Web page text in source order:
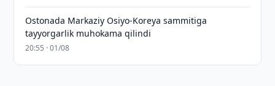
Ostonada Markaziy Osiyo-Koreya sammitiga
tayyorgarlik muhokama qilindi
20:55 · 01/08